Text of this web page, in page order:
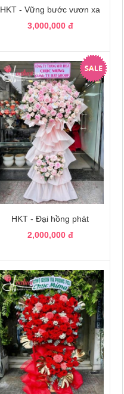
HKT - Vững bước vươn xa
3,000,000 đ
HKT - Đại hồng phát
2,000,000 đ